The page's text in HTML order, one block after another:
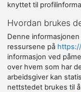
knyttet til
Hvordan brukes
Denne
ressursene på
informasjon ved
over hvem som har
arbeidsgiver kan
nettstedet brukes til